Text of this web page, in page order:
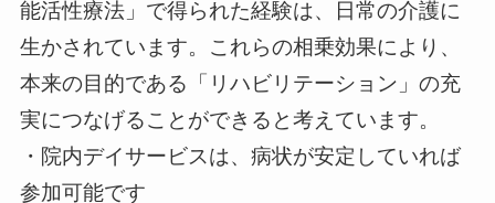
能活性療法」で得られた経験は、日常の介護に
生かされています。これらの相乗効果により、
本来の目的である「リハビリテーション」の充
実につなげることができると考えています。
・院内デイサービスは、病状が安定していれば
参加可能です